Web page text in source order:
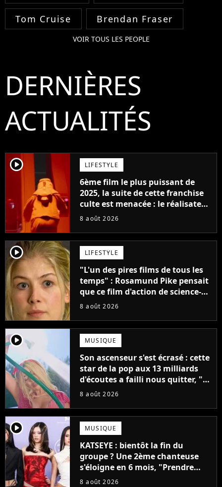
Tom Cruise Brendan Fraser
VOIR TOUS LES PEOPLE
DERNIÈRES
ACTUALITÉS
player2 LIFESTYLE
6ème film le plus puissant de
2025, la suite de cette franchise
culte est menacée : le réalisateur
claque la porte pour "différends
8 août 2026
player2 LIFESTYLE
"L'un des pires films de tous les
temps" : Rosamund Pike pensait
que ce film d'action de science-
fiction avec Dwayne Johnson
8 août 2026
player2 MUSIQUE
Son ascenseur s'est écrasé : cette
star de la pop aux 13 milliards
d'écoutes a failli nous quitter, "Je
pensais ne plus jamais chanter"
8 août 2026
player2 MUSIQUE
KATSEYE : bientôt la fin du
groupe ? Une 2ème chanteuse
s'éloigne en 6 mois, "Prendre
cette décision n’a pas été facile"
8 août 2026